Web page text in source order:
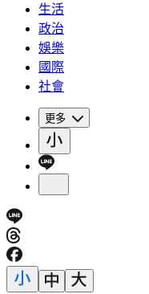
生活
政治
娛樂
國際
社會
更多